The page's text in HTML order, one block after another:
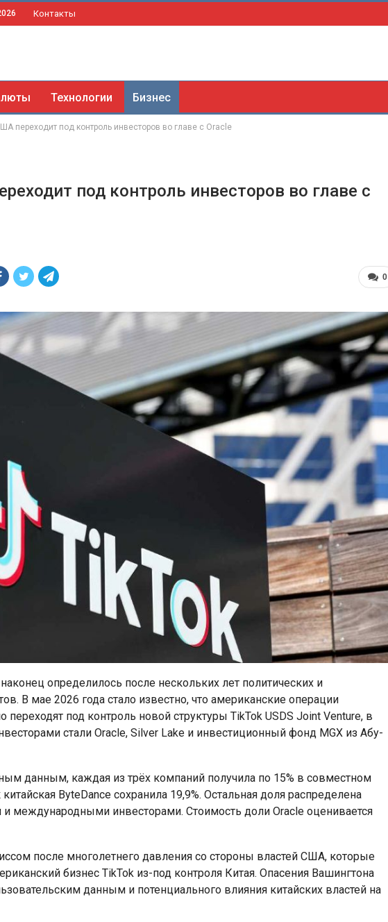
Контакты
Технологии Бизнес
переходит под контроль инвесторов во главе с Oracle
под контроль инвесторов во главе с
0
определилось после нескольких лет политических и
В мае 2026 года стало известно, что американские операции
под контроль новой структуры TikTok USDS Joint Venture, в
стали Oracle, Silver Lake и инвестиционный фонд MGX из Абу-
данным, каждая из трёх компаний получила по 15% в совместном
ByteDance сохранила 19,9%. Остальная доля распределена
международными инвесторами. Стоимость доли Oracle оценивается
после многолетнего давления со стороны властей США, которые
бизнес TikTok из-под контроля Китая. Опасения Вашингтона
данным и потенциального влияния китайских властей на